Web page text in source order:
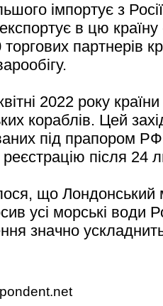
імпортує з
в цю країну
партнерів
2022 року
кораблів. Цей
під прапором
реєстрацію після 24
що Лондонський
усі морські води
значно